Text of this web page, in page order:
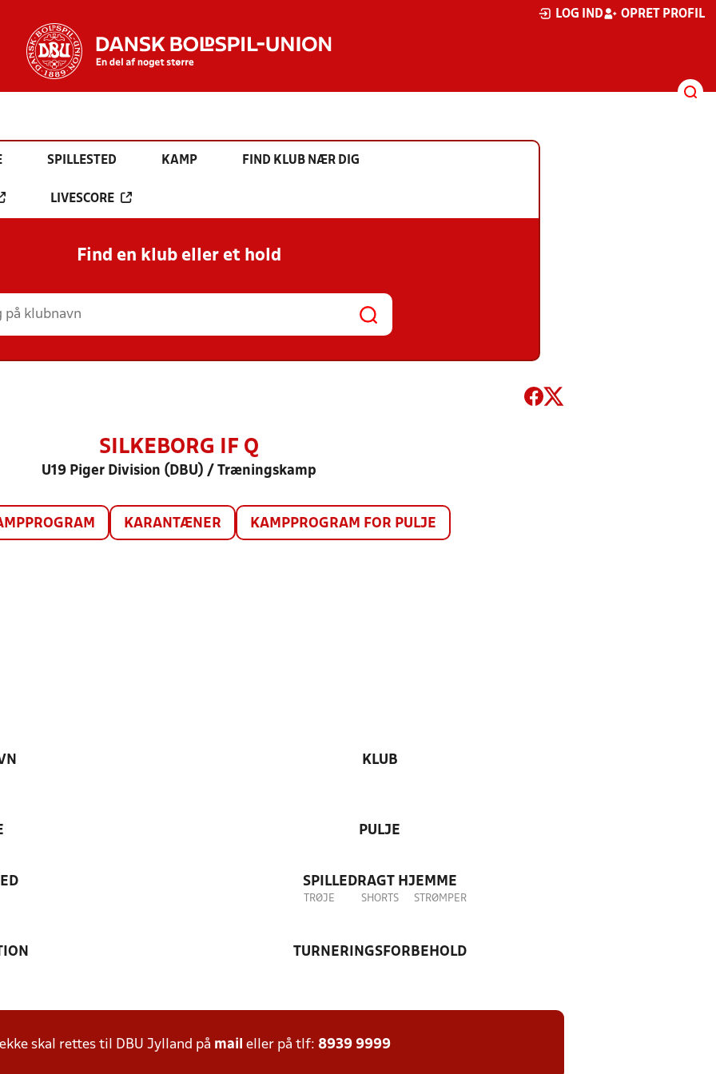
LOG IND OPRET PROFIL
SPILLESTED KAMP FIND KLUB NÆR DIG
LIVESCORE
Find en klub eller et hold
SILKEBORG IF Q
U19 Piger Division (DBU) / Træningskamp
KARANTÆNER KAMPPROGRAM FOR PULJE
KLUB
PULJE
SPILLEDRAGT HJEMME
TRØJE SHORTS STRØMPER
TURNERINGSFORBEHOLD
skal rettes til DBU Jylland på mail eller på tlf: 8939 9999